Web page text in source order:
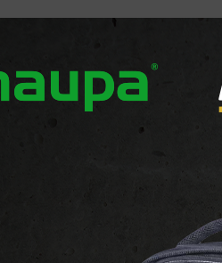
Onze merken Nieuws
DECORATIEVE VERLICHTING